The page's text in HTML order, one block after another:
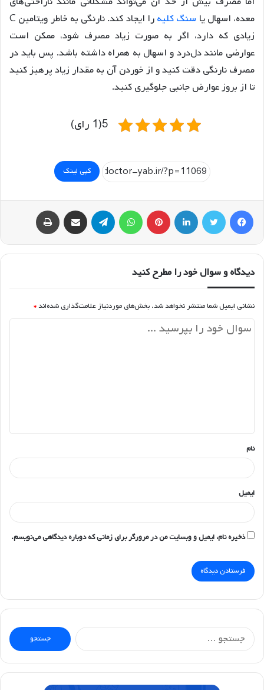
معده، اسهال یا سنگ کلیه
را ایجاد کند. نارنگی به خاطر ویتامین C
زیادی که دارد، اگر به صورت زیاد مصرف شود، ممکن است
عوارضی مانند دل‌درد و اسهال به همراه داشته باشد. پس باید در
مصرف نارنگی دقت کنید و از خوردن آن به مقدار زیاد پرهیز کنید
تا از بروز عوارض جانبی جلوگیری کنید.
5(1 رای)
کپی لینک
فیسبوک توییتر لینکداین پینتریست تلگرام اشتراک گذاری با ایمیل
دیدگاه و سوال خود را مطرح کنید
نشانی ایمیل شما منتشر نخواهد شد. بخش‌های موردنیاز علامت‌گذاری شده‌اند *
*
نام
ایمیل
ذخیره نام، ایمیل و وبسایت من در مرورگر برای زمانی که دوباره دیدگاهی می‌نویسم.
جستجو
برای: